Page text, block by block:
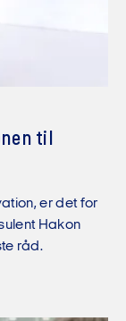
til
er det for
Hakon
råd.